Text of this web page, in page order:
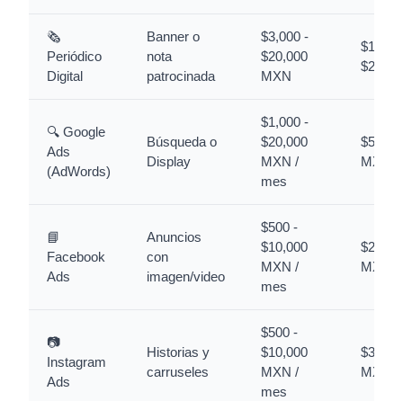
🗞️
Periódico
Digital
Banner o
nota
patrocinada
$3,000 -
$20,000
MXN
$100 -
$250
🔍 Google
Ads
(AdWords)
Búsqueda o
Display
$1,000 -
$20,000
MXN /
mes
$50 -
MXN
📘
Facebook
Ads
Anuncios
con
imagen/video
$500 -
$10,000
MXN /
mes
$20 -
MXN
📷
Instagram
Ads
Historias y
carruseles
$500 -
$10,000
MXN /
mes
$30 -
MXN